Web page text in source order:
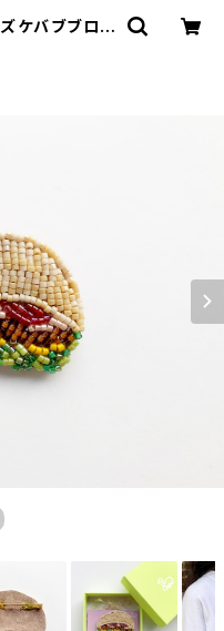
ケバブブロー